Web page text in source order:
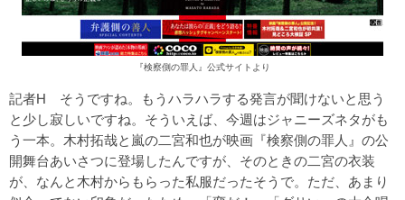
『検察側の罪人』公式サイトより
記者H そうですね。もうハラハラする発言が聞けないと思う
と少し寂しいですね。そういえば、今週はジャニーズネタがも
う一本。木村拓哉と嵐の二宮和也が映画『検察側の罪人』の公
開舞台あいさつに登場したんですが、そのときの二宮の衣装
が、なんと木村からもらった私服だったそうで。ただ、あまり